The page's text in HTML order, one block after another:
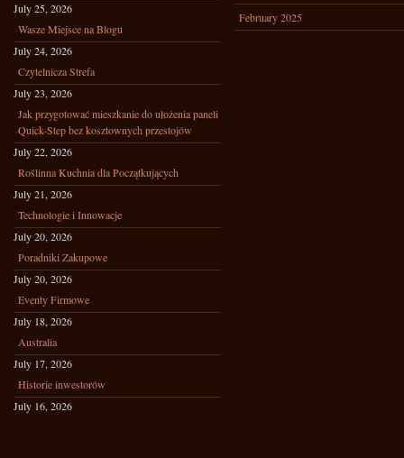
July 25, 2026
Wasze Miejsce na Blogu
July 24, 2026
Czytelnicza Strefa
July 23, 2026
Jak przygotować mieszkanie do ułożenia paneli
Quick-Step bez kosztownych przestojów
July 22, 2026
Roślinna Kuchnia dla Początkujących
July 21, 2026
Technologie i Innowacje
July 20, 2026
Poradniki Zakupowe
July 20, 2026
Eventy Firmowe
July 18, 2026
Australia
July 17, 2026
Historie inwestorów
July 16, 2026
February 2025